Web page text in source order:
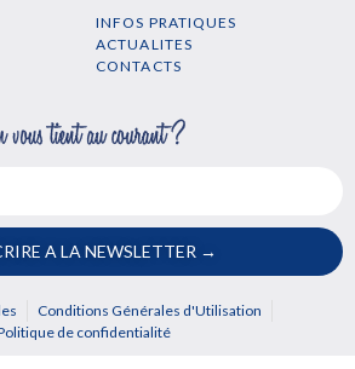
INFOS PRATIQUES
ACTUALITES
CONTACTS
A LA NEWSLETTER →
Conditions Générales d'Utilisation
de confidentialité